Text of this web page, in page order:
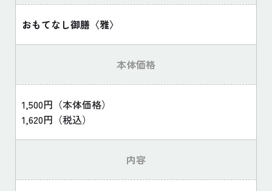
おもてなし御膳〈雅〉
本体価格
1,500円（本体価格）
1,620円（税込）
内容